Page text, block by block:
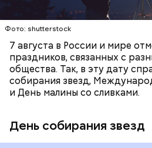
Фото: shutterstock
7 августа в России и мире
праздников, связанных с
общества. Так, в эту дату
собирания звезд,
и День малины со сливками.
День собирания звезд
кабачок;
петрушка;
оливковое масло;